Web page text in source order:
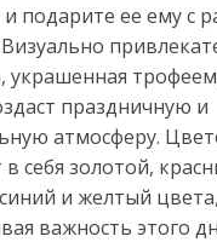
подарите ее ему с
украшенная
праздничную и
атмосферу.
себя золотой,
и желтый цвета,
важность этого